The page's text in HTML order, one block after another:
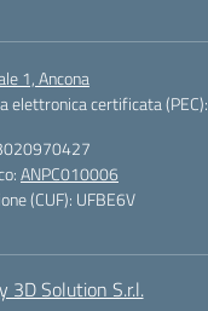
1, Ancona
elettronica certificata (PEC):
ANPC010006
(CUF): UFBE6V
3D Solution S.r.l.